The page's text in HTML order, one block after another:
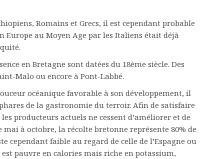
Romains et Grecs, il est cependant probable
au Moyen Age par les Italiens était déjà
en Bretagne sont datées du 18ème siècle. Des
Malo ou encore à Pont-Labbé.
océanique favorable à son développement, il
de la gastronomie du terroir. Afin de satisfaire
producteurs actuels ne cessent d’améliorer et de
à octobre, la récolte bretonne représente 80% de
cependant faible au regard de celle de l’Espagne ou
pauvre en calories mais riche en potassium,